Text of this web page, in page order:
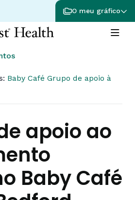
O meu gráfico
Baby Café Grupo de apoio à
apoio ao
Baby Café